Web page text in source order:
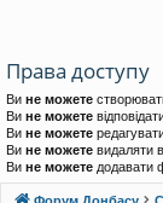
Права доступу
Ви не можете
Ви не можете
Ви не можете
Ви не можете видаляти
Ви не можете додавати